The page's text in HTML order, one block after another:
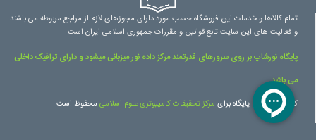
تمام کالاها و خدمات این فروشگاه حسب مورد دارای مجوزهای لازم از مراجع مربوطه می باشند
و فعالیت های این سایت تابع قوانین و مقررات جمهوری اسلامی ایران است.
پایگاه نورشاپ بر روی سرورهای قدرتمند مرکز داده نور میزبانی میشود و دارای ترافیک داخلی
می باشد.
کلیه حقوق این پایگاه برای مرکز تحقیقات کامپیوتری علوم اسلامی محفوظ است.